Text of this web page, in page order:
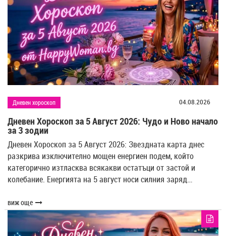
Дневен хороскоп 04.08.2026
Дневен Хороскоп за 5 Август 2026: Чудо и Ново начало
за 3 зодии
Дневен Хороскоп за 5 Август 2026: Звездната карта днес
разкрива изключително мощен енергиен подем, който
категорично изтласква всякакви остатъци от застой и
колебание. Енергията на 5 август носи силния заряд…
виж още